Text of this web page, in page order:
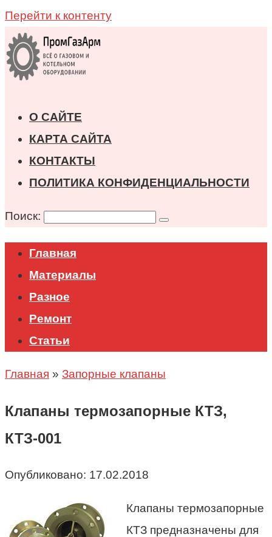
Перейти к контенту
О САЙТЕ
КАРТА САЙТА
КОНТАКТЫ
ПОЛИТИКА КОНФИДЕНЦИАЛЬНОСТИ
Поиск:
Главная
Материалы
Разное
Ремонт
Статьи
Главная » Запорные клапаны
Клапаны термозапорные КТЗ,
КТЗ-001
Опубликовано: 17.02.2018
Клапаны термозапорные
КТЗ предназначены для